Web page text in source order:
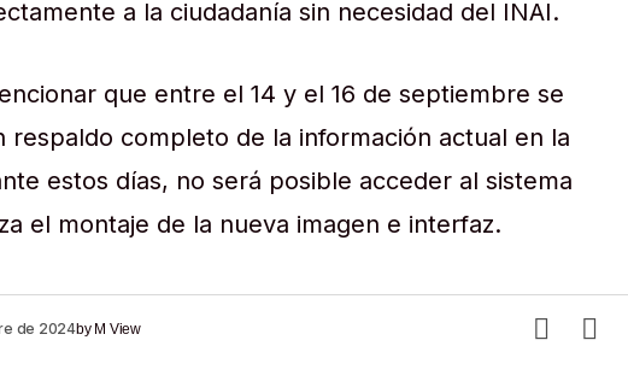
a la ciudadanía sin necesidad del INAI.
que entre el 14 y el 16 de septiembre se
respaldo completo de la información actual en la
estos días, no será posible acceder al sistema
el montaje de la nueva imagen e interfaz.
de 2024by M View